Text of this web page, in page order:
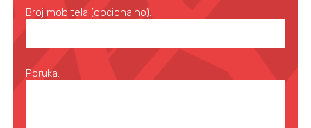
Broj mobitela (opcionalno):
Poruka: